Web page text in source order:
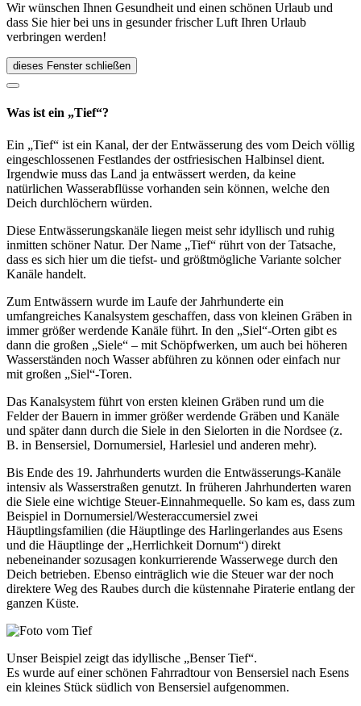
Wir wünschen Ihnen Gesundheit und einen schönen Urlaub und
dass Sie hier bei uns in gesunder frischer Luft Ihren Urlaub
verbringen werden!
dieses Fenster schließen
Was ist ein „Tief“?
Ein „Tief“ ist ein Kanal, der der Entwässerung des vom Deich völlig
eingeschlossenen Festlandes der ostfriesischen Halbinsel dient.
Irgendwie muss das Land ja entwässert werden, da keine
natürlichen Wasserabflüsse vorhanden sein können, welche den
Deich durchlöchern würden.
Diese Entwässerungskanäle liegen meist sehr idyllisch und ruhig
inmitten schöner Natur. Der Name „Tief“ rührt von der Tatsache,
dass es sich hier um die tiefst- und größtmögliche Variante solcher
Kanäle handelt.
Zum Entwässern wurde im Laufe der Jahrhunderte ein
umfangreiches Kanalsystem geschaffen, dass von kleinen Gräben in
immer größer werdende Kanäle führt. In den „Siel“-Orten gibt es
dann die großen „Siele“ – mit Schöpfwerken, um auch bei höheren
Wasserständen noch Wasser abführen zu können oder einfach nur
mit großen „Siel“-Toren.
Das Kanalsystem führt von ersten kleinen Gräben rund um die
Felder der Bauern in immer größer werdende Gräben und Kanäle
und später dann durch die Siele in den Sielorten in die Nordsee (z.
B. in Bensersiel, Dornumersiel, Harlesiel und anderen mehr).
Bis Ende des 19. Jahrhunderts wurden die Entwässerungs-Kanäle
intensiv als Wasserstraßen genutzt. In früheren Jahrhunderten waren
die Siele eine wichtige Steuer-Einnahmequelle. So kam es, dass zum
Beispiel in Dornumersiel/Westeraccumersiel zwei
Häuptlingsfamilien (die Häuptlinge des Harlingerlandes aus Esens
und die Häuptlinge der „Herrlichkeit Dornum“) direkt
nebeneinander sozusagen konkurrierende Wasserwege durch den
Deich betrieben. Ebenso einträglich wie die Steuer war der noch
direktere Weg des Raubes durch die küstennahe Piraterie entlang der
ganzen Küste.
Unser Beispiel zeigt das idyllische „Benser Tief“.
Es wurde auf einer schönen Fahrradtour von Bensersiel nach Esens
ein kleines Stück südlich von Bensersiel aufgenommen.